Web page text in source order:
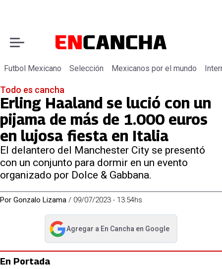
Futbol Mexicano Selección Mexicanos por el mundo
Todo es cancha
Erling Haaland se lució con un
pijama de más de 1.000 euros
en lujosa fiesta en Italia
El delantero del Manchester City se presentó
con un conjunto para dormir en un evento
organizado por Dolce & Gabbana.
Por Gonzalo Lizama / 09/07/2023 - 13:54hs
Agregar a En Cancha en Google
abre en nueva pestaña
En Portada